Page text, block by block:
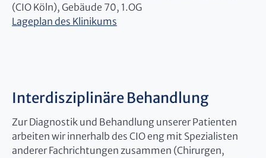
(CIO Köln), Gebäude 70, 1.OG
Lageplan des Klinikums
Interdisziplinäre Behandlung
Zur Diagnostik und Behandlung unserer Patienten
arbeiten wir innerhalb des CIO eng mit Spezialisten
anderer Fachrichtungen zusammen (Chirurgen,